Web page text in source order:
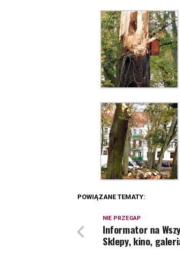
POWIĄZANE TEMATY:
NIE PRZEGAP
Informator na
Sklepy, kino,